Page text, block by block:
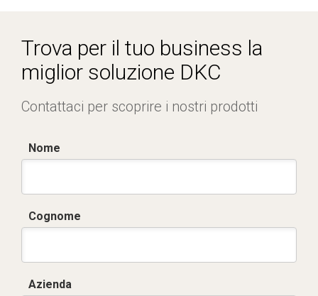
Trova per il tuo business la
miglior soluzione DKC
Contattaci per scoprire i nostri prodotti
Nome
Cognome
Azienda